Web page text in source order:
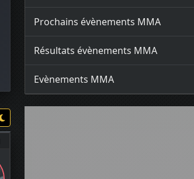
Prochains évènements MMA
Résultats évènements MMA
Evènements MMA